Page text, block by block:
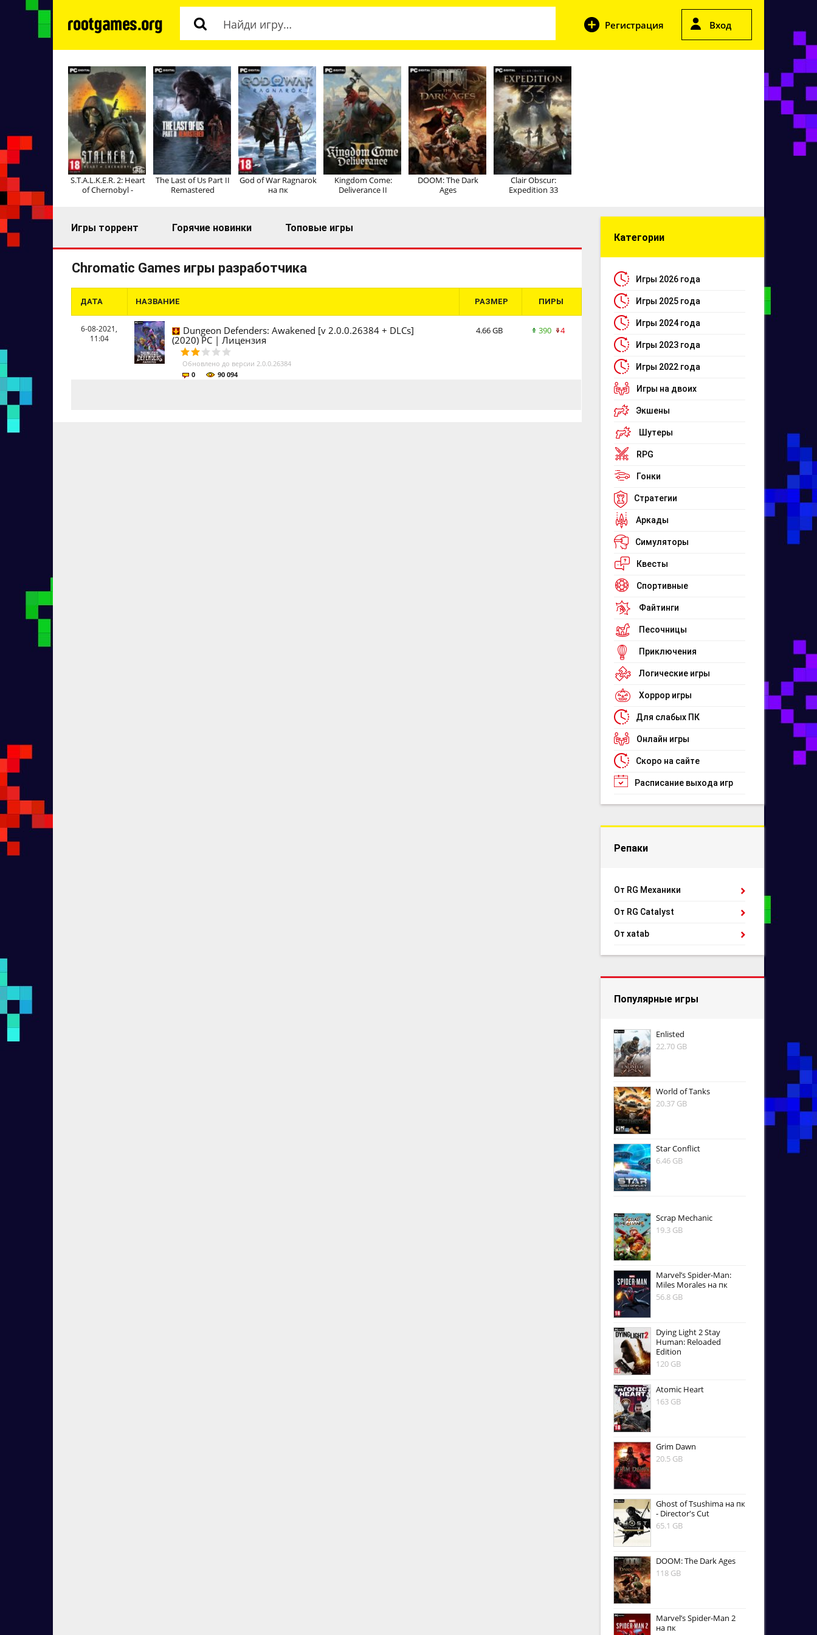
Регистрация Вход
S.T.A.L.K.E.R. 2: Heart
of Chernobyl -
The Last of Us Part II
Remastered
God of War Ragnarok
на пк
Kingdom Come:
Deliverance II
DOOM: The Dark
Ages
Clair Obscur:
Expedition 33
Игры торрент Горячие новинки Топовые игры
Chromatic Games игры разработчика
ДАТА НАЗВАНИЕ РАЗМЕР ПИРЫ
6-08-2021,
11:04
Dungeon Defenders: Awakened [v 2.0.0.26384 + DLCs]
(2020) PC | Лицензия
Обновлено до версии 2.0.0.26384
0
90 094
4.66 GB 390 4
Категории
Игры 2026 года
Игры 2025 года
Игры 2024 года
Игры 2023 года
Игры 2022 года
Игры на двоих
Экшены
Шутеры
RPG
Гонки
Стратегии
Аркады
Симуляторы
Квесты
Спортивные
Файтинги
Песочницы
Приключения
Логические игры
Хоррор игры
Для слабых ПК
Онлайн игры
Скоро на сайте
Расписание выхода игр
Репаки
От RG Механики
От RG Catalyst
От xatab
Популярные игры
Enlisted
22.70 GB
World of Tanks
20.37 GB
Star Conflict
6.46 GB
Scrap Mechanic
19.3 GB
Marvel’s Spider-Man:
Miles Morales на пк
56.8 GB
Dying Light 2 Stay
Human: Reloaded
Edition
120 GB
Atomic Heart
163 GB
Grim Dawn
20.5 GB
Ghost of Tsushima на пк
- Director's Cut
65.1 GB
DOOM: The Dark Ages
118 GB
Marvel’s Spider-Man 2
на пк